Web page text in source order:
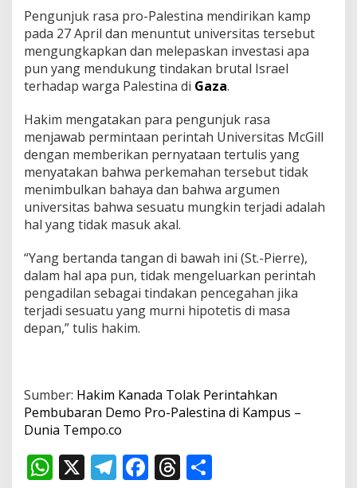
m
p
u
s
Pengunjuk rasa pro-Palestina mendirikan kamp
pada 27 April dan menuntut universitas tersebut
mengungkapkan dan melepaskan investasi apa
pun yang mendukung tindakan brutal Israel
terhadap warga Palestina di Gaza.
Hakim mengatakan para pengunjuk rasa
menjawab permintaan perintah Universitas McGill
dengan memberikan pernyataan tertulis yang
menyatakan bahwa perkemahan tersebut tidak
menimbulkan bahaya dan bahwa argumen
universitas bahwa sesuatu mungkin terjadi adalah
hal yang tidak masuk akal.
“Yang bertanda tangan di bawah ini (St.-Pierre),
dalam hal apa pun, tidak mengeluarkan perintah
pengadilan sebagai tindakan pencegahan jika
terjadi sesuatu yang murni hipotetis di masa
depan,” tulis hakim.
Sumber: Hakim Kanada Tolak Perintahkan
Pembubaran Demo Pro-Palestina di Kampus –
Dunia Tempo.co
W X T F T